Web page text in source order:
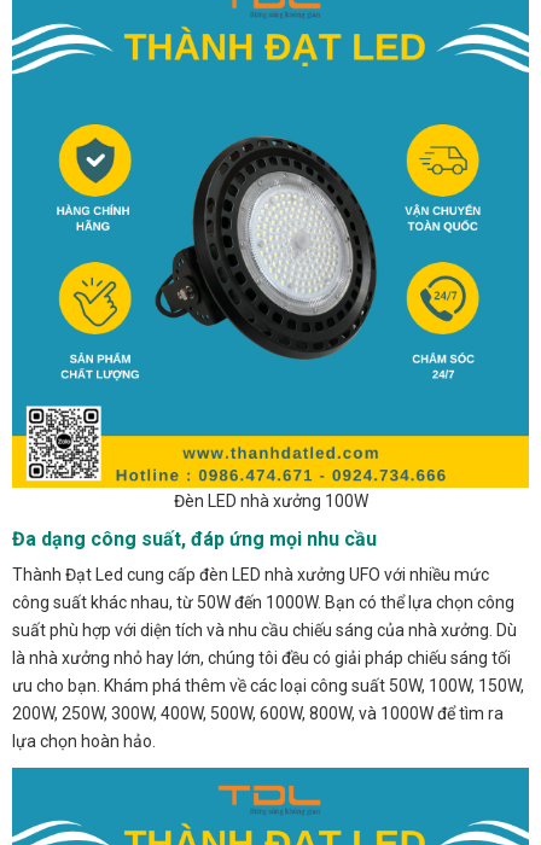
Đèn LED nhà xưởng 100W
Đa dạng công suất, đáp ứng mọi nhu cầu
Thành Đạt Led cung cấp đèn LED nhà xưởng UFO với nhiều mức
công suất khác nhau, từ 50W đến 1000W. Bạn có thể lựa chọn công
suất phù hợp với diện tích và nhu cầu chiếu sáng của nhà xưởng. Dù
là nhà xưởng nhỏ hay lớn, chúng tôi đều có giải pháp chiếu sáng tối
ưu cho bạn. Khám phá thêm về các loại công suất 50W, 100W, 150W,
200W, 250W, 300W, 400W, 500W, 600W, 800W, và 1000W để tìm ra
lựa chọn hoàn hảo.